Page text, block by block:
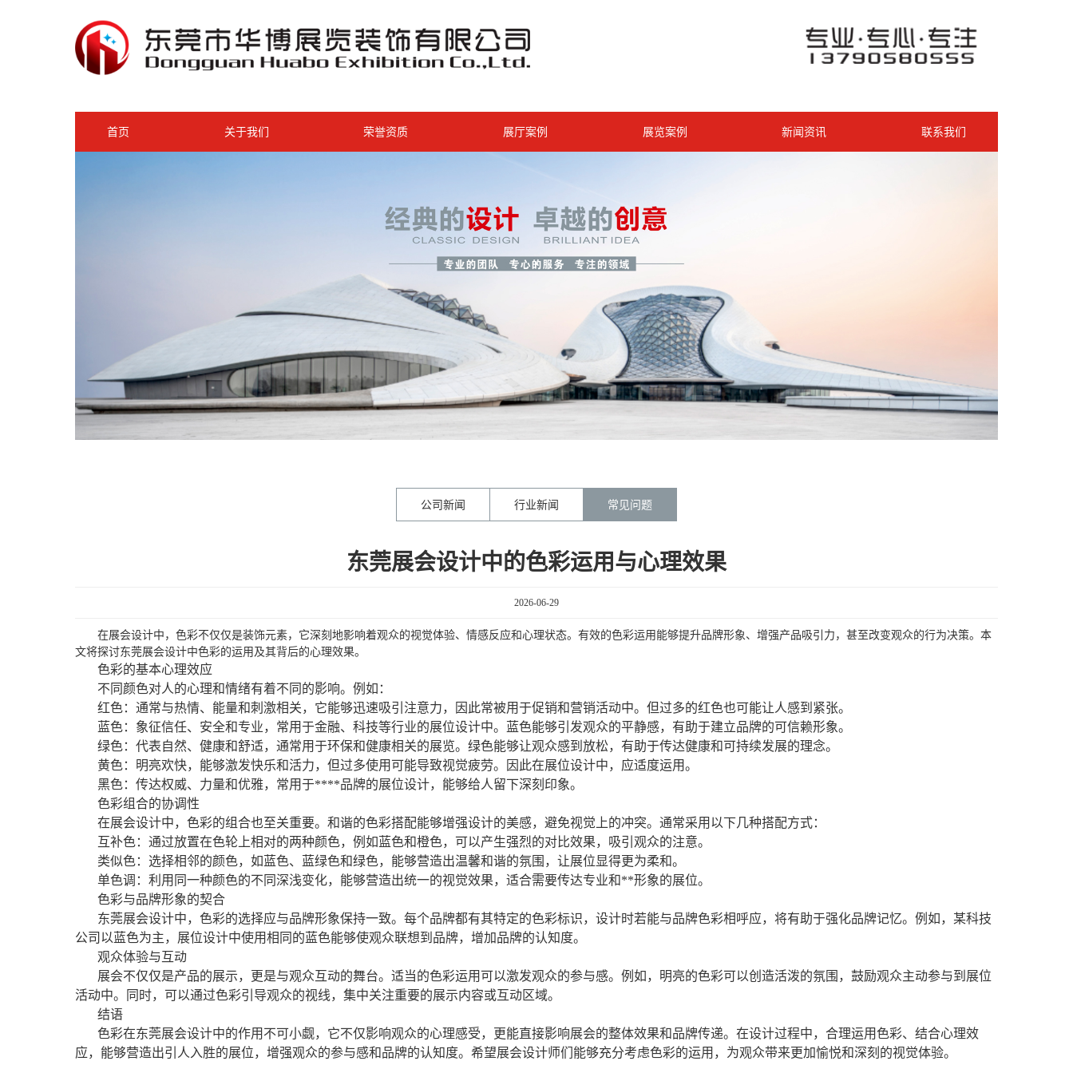
首页 关于我们 荣誉资质 展厅案例 展览案例 新闻资讯 联系我们
公司新闻 行业新闻 常见问题
东莞展会设计中的色彩运用与心理效果
2026-06-29
在展会设计中，色彩不仅仅是装饰元素，它深刻地影响着观众的视觉体验、情感反应和心理状态。有效的色彩运用能够提升品牌形象、增强产品吸引力，甚至改变观众的行为决策。本
文将探讨东莞展会设计中色彩的运用及其背后的心理效果。
色彩的基本心理效应
不同颜色对人的心理和情绪有着不同的影响。例如：
红色：通常与热情、能量和刺激相关，它能够迅速吸引注意力，因此常被用于促销和营销活动中。但过多的红色也可能让人感到紧张。
蓝色：象征信任、安全和专业，常用于金融、科技等行业的展位设计中。蓝色能够引发观众的平静感，有助于建立品牌的可信赖形象。
绿色：代表自然、健康和舒适，通常用于环保和健康相关的展览。绿色能够让观众感到放松，有助于传达健康和可持续发展的理念。
黄色：明亮欢快，能够激发快乐和活力，但过多使用可能导致视觉疲劳。因此在展位设计中，应适度运用。
黑色：传达权威、力量和优雅，常用于****品牌的展位设计，能够给人留下深刻印象。
色彩组合的协调性
在展会设计中，色彩的组合也至关重要。和谐的色彩搭配能够增强设计的美感，避免视觉上的冲突。通常采用以下几种搭配方式：
互补色：通过放置在色轮上相对的两种颜色，例如蓝色和橙色，可以产生强烈的对比效果，吸引观众的注意。
类似色：选择相邻的颜色，如蓝色、蓝绿色和绿色，能够营造出温馨和谐的氛围，让展位显得更为柔和。
单色调：利用同一种颜色的不同深浅变化，能够营造出统一的视觉效果，适合需要传达专业和**形象的展位。
色彩与品牌形象的契合
东莞展会设计中，色彩的选择应与品牌形象保持一致。每个品牌都有其特定的色彩标识，设计时若能与品牌色彩相呼应，将有助于强化品牌记忆。例如，某科技
公司以蓝色为主，展位设计中使用相同的蓝色能够使观众联想到品牌，增加品牌的认知度。
观众体验与互动
展会不仅仅是产品的展示，更是与观众互动的舞台。适当的色彩运用可以激发观众的参与感。例如，明亮的色彩可以创造活泼的氛围，鼓励观众主动参与到展位
活动中。同时，可以通过色彩引导观众的视线，集中关注重要的展示内容或互动区域。
结语
色彩在东莞展会设计中的作用不可小觑，它不仅影响观众的心理感受，更能直接影响展会的整体效果和品牌传递。在设计过程中，合理运用色彩、结合心理效
应，能够营造出引人入胜的展位，增强观众的参与感和品牌的认知度。希望展会设计师们能够充分考虑色彩的运用，为观众带来更加愉悦和深刻的视觉体验。